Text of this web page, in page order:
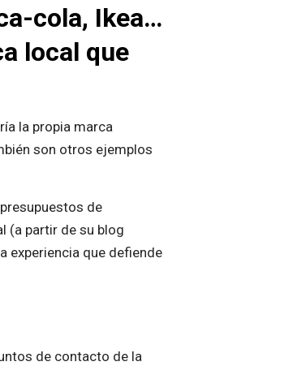
cola, Ikea…
local que
la propia marca
son otros ejemplos
de
(a partir de su blog
experiencia que defiende
de contacto de la